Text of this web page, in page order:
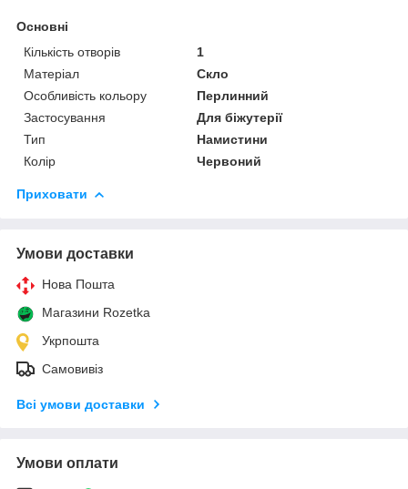
Основні
Кількість отворів
1
Матеріал
Скло
Особливість кольору
Перлинний
Застосування
Для біжутерії
Тип
Намистини
Колір
Червоний
Приховати
Умови доставки
Нова Пошта
Магазини Rozetka
Укрпошта
Самовивіз
Всі умови доставки
Умови оплати